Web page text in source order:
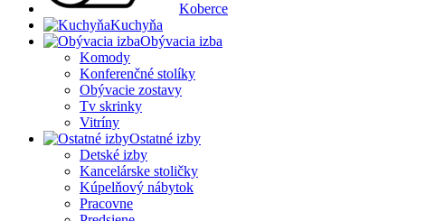
Koberce
Kuchyňa
Obývacia izba
Komody
Konferenčné stolíky
Obývacie zostavy
Tv skrinky
Vitríny
Ostatné izby
Detské izby
Kancelárske stoličky
Kúpelňový nábytok
Pracovne